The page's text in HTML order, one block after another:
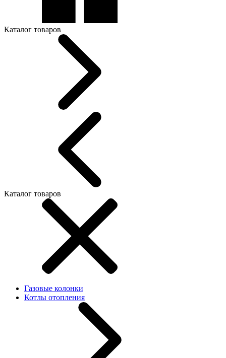
Каталог товаров
Каталог товаров
Газовые колонки
Котлы отопления